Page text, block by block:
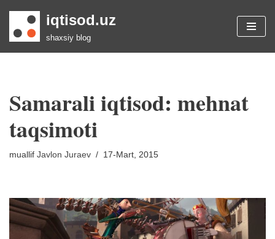
Skip
iqtisod.uz
shaxsiy blog
Samarali iqtisod: mehnat
taqsimoti
muallif Javlon Juraev 17-Mart, 2015